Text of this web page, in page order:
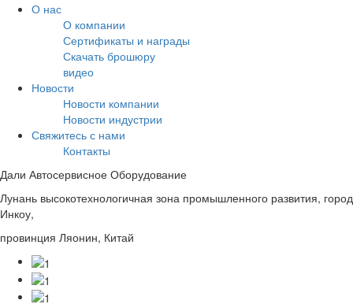
О нас
О компании
Сертификаты и награды
Скачать брошюру
видео
Новости
Новости компании
Новости индустрии
Свяжитесь с нами
Контакты
Дали Автосервисное Оборудование
Лунань высокотехнологичная зона промышленного развития, город
Инкоу,
провинция Ляонин, Китай